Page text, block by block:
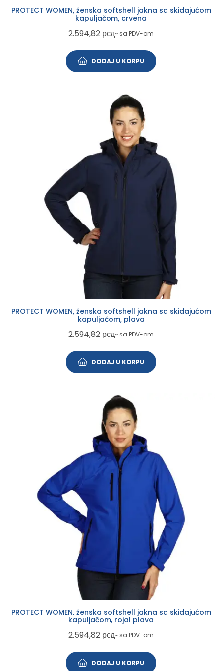
PROTECT WOMEN, ženska softshell jakna sa skidajućom
kapuljačom, crvena
2.594,82 рсд~ sa PDV-om
DODAJ U KORPU
PROTECT WOMEN, ženska softshell jakna sa skidajućom
kapuljačom, plava
2.594,82 рсд~ sa PDV-om
DODAJ U KORPU
PROTECT WOMEN, ženska softshell jakna sa skidajućom
kapuljačom, rojal plava
2.594,82 рсд~ sa PDV-om
DODAJ U KORPU